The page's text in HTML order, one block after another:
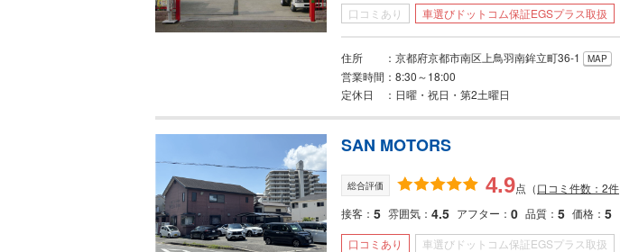
口コミあり 車選びドットコム保証EGSプラス取扱
住所 京都府京都市南区上鳥羽南鉾立町36-1 MAP
営業時間
8:30～18:00
定休日
日曜・祝日・第2土曜日
SAN MOTORS
総合評価 4.9点 （口コミ件数：2件
接客
5 雰囲気 4.5 アフター 0 品質 5 価格 5
口コミあり 車選びドットコム保証EGSプラス取扱